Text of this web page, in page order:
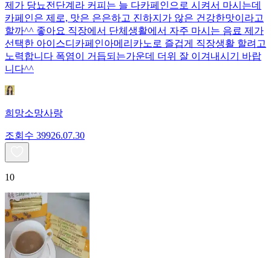
제가 당뇨전단계라 커피는 늘 다카페인으로 시켜서 마시는데
카페인은 제로, 맛은 은은하고 진하지가 않은 건강한맛이라고
할까^^ 좋아요 직장에서 단체생활에서 자주 마시는 음료 제가
선택한 아이스디카페인아메리카노로 즐겁게 직장생활 할려고
노력합니다 폭염이 거듭되는가운데 더위 잘 이겨내시기 바랍
니다^^
희망소망사랑
조회수 39926.07.30
10